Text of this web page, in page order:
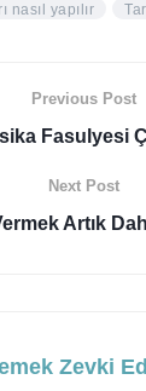
nasıl yapılır
Previous Post
Fasulyesi
Next Post
Artık
Zevki